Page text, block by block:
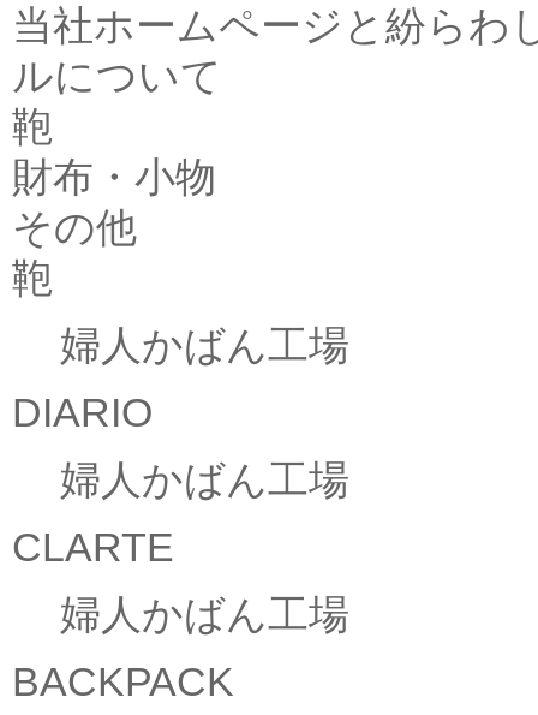
当社ホームページと紛らわ
ルについて
鞄
財布・小物
その他
鞄
婦人かばん工場
DIARIO
婦人かばん工場
CLARTE
婦人かばん工場
BACKPACK